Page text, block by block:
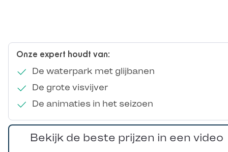
Onze expert houdt van:
De waterpark met glijbanen
De grote visvijver
De animaties in het seizoen
Bekijk de beste prijzen in een video